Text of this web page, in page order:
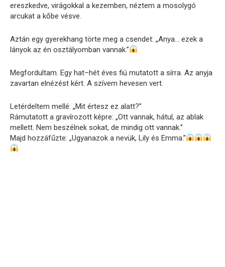
ereszkedve, virágokkal a kezemben, néztem a mosolygó
arcukat a kőbe vésve.
Aztán egy gyerekhang törte meg a csendet: „Anya… ezek a
lányok az én osztályomban vannak.”
Megfordultam. Egy hat–hét éves fiú mutatott a sírra. Az anyja
zavartan elnézést kért. A szívem hevesen vert.
Letérdeltem mellé: „Mit értesz ez alatt?”
Rámutatott a gravírozott képre: „Ott vannak, hátul, az ablak
mellett. Nem beszélnek sokat, de mindig ott vannak.”
Majd hozzáfűzte: „Ugyanazok a nevük, Lily és Emma.”